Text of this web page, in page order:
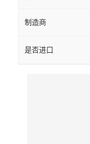
制造商
是否进口